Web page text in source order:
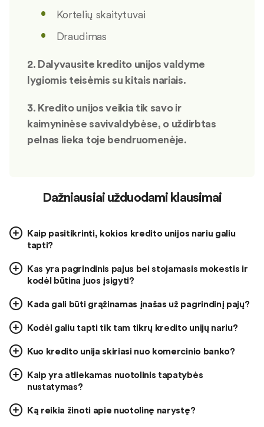
Kortelių skaitytuvai
Draudimas
2. Dalyvausite kredito unijos valdyme
lygiomis teisėmis su kitais nariais.
3. Kredito unijos veikia tik savo ir
kaimyninėse savivaldybėse, o uždirbtas
pelnas lieka toje bendruomenėje.
Dažniausiai užduodami klausimai
Kaip pasitikrinti, kokios kredito unijos nariu galiu
tapti?
Kas yra pagrindinis pajus bei stojamasis mokestis ir
kodėl būtina juos įsigyti?
Kada gali būti grąžinamas įnašas už pagrindinį pajų?
Kodėl galiu tapti tik tam tikrų kredito unijų nariu?
Kuo kredito unija skiriasi nuo komercinio banko?
Kaip yra atliekamas nuotolinis tapatybės
nustatymas?
Ką reikia žinoti apie nuotolinę narystę?